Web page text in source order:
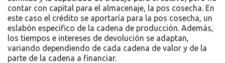
contar con capital para el almacenaje, la pos cosecha. En
este caso el crédito se aportaría para la pos cosecha, un
eslabón especifico de la cadena de producción. Además,
los tiempos e intereses de devolución se adaptan,
variando dependiendo de cada cadena de valor y de la
parte de la cadena a financiar.